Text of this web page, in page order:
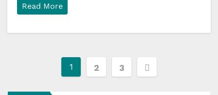
Read More
Posts
1 2 3